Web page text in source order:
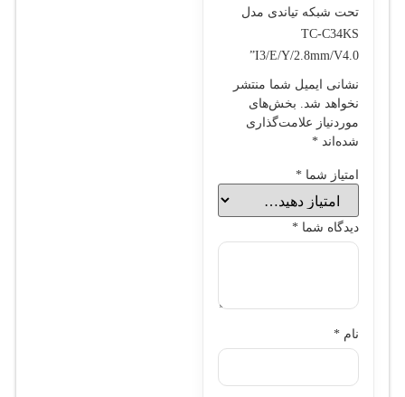
تحت شبکه تیاندی مدل
TC-C34KS
I3/E/Y/2.8mm/V4.0”
نشانی ایمیل شما منتشر
نخواهد شد. بخش‌های
موردنیاز علامت‌گذاری
شده‌اند *
امتیاز شما *
دیدگاه شما *
نام *